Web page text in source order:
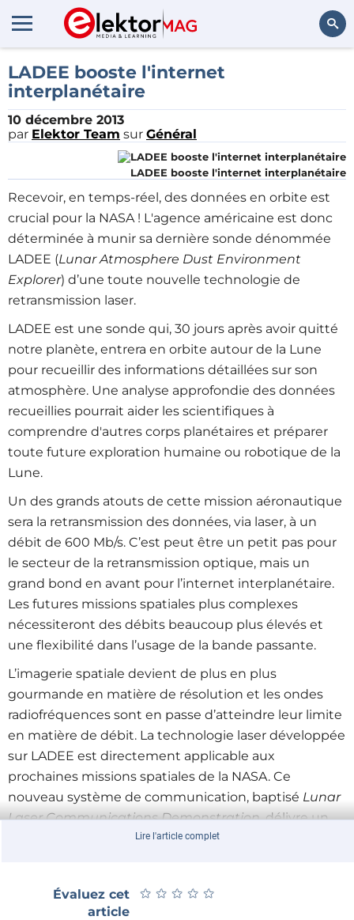
LADEE booste l'internet
interplanétaire
10 décembre 2013
par Elektor Team sur Général
LADEE booste l'internet interplanétaire
Recevoir, en temps-réel, des données en orbite est
crucial pour la NASA ! L'agence américaine est donc
déterminée à munir sa dernière sonde dénommée
LADEE (Lunar Atmosphere Dust Environment
Explorer) d’une toute nouvelle technologie de
retransmission laser.
LADEE est une sonde qui, 30 jours après avoir quitté
notre planète, entrera en orbite autour de la Lune
pour recueillir des informations détaillées sur son
atmosphère. Une analyse approfondie des données
recueillies pourrait aider les scientifiques à
comprendre d'autres corps planétaires et préparer
toute future exploration humaine ou robotique de la
Lune.
Un des grands atouts de cette mission aéronautique
sera la retransmission des données, via laser, à un
débit de 600 Mb/s. C’est peut être un petit pas pour
le secteur de la retransmission optique, mais un
grand bond en avant pour l’internet interplanétaire.
Les futures missions spatiales plus complexes
nécessiteront des débits beaucoup plus élevés et
une flexibilité dans l’usage de la bande passante.
L’imagerie spatiale devient de plus en plus
gourmande en matière de résolution et les ondes
radiofréquences sont en passe d’atteindre leur limite
en matière de débit. La technologie laser développée
sur LADEE est directement applicable aux
prochaines missions spatiales de la NASA. Ce
nouveau système de communication, baptisé Lunar
Laser Communications Demonstration, délivre un
taux de transfert 10 à 100 fois meilleur que celui des
Un jour, peut-être, le système solaire sera ponctué
Lire l'article complet
Évaluez cet
article
★ ★ ★ ★ ★
★ ★ ★ ★ ★